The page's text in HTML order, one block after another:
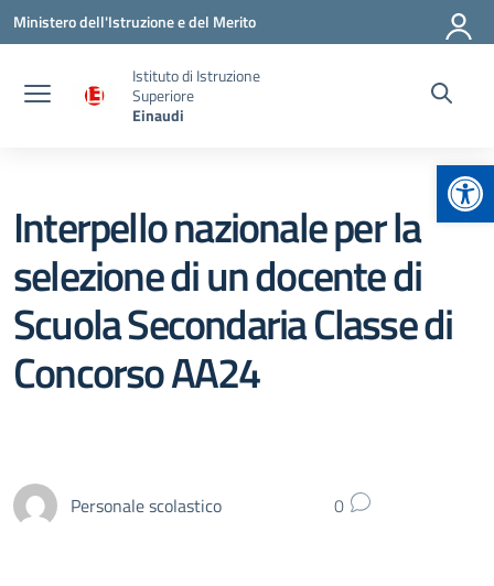
Vai ai contenuti
Vai al menu di navigazione
Vai al footer
Ministero dell'Istruzione e del Merito
Istituto di Istruzione
Superiore
Einaudi
Interpello nazionale per la
selezione di un docente di
Scuola Secondaria Classe di
Concorso AA24
Personale scolastico 0